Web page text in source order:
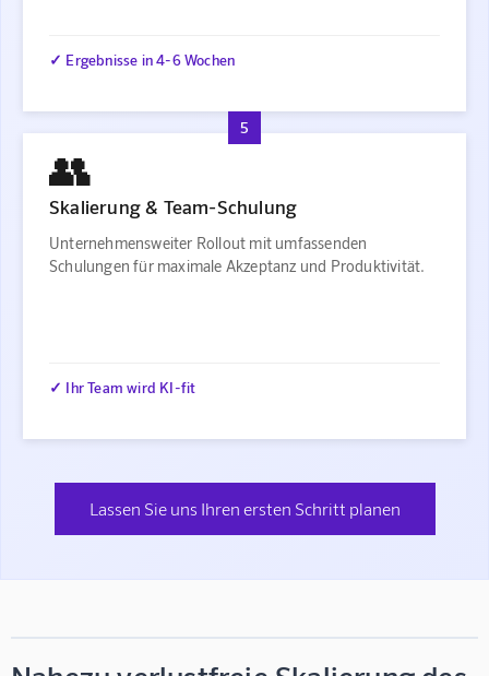
✓ Ergebnisse in 4-6 Wochen
5
👥
Skalierung & Team-Schulung
Unternehmensweiter Rollout mit umfassenden
Schulungen für maximale Akzeptanz und Produktivität.
✓ Ihr Team wird KI-fit
Lassen Sie uns Ihren ersten Schritt planen